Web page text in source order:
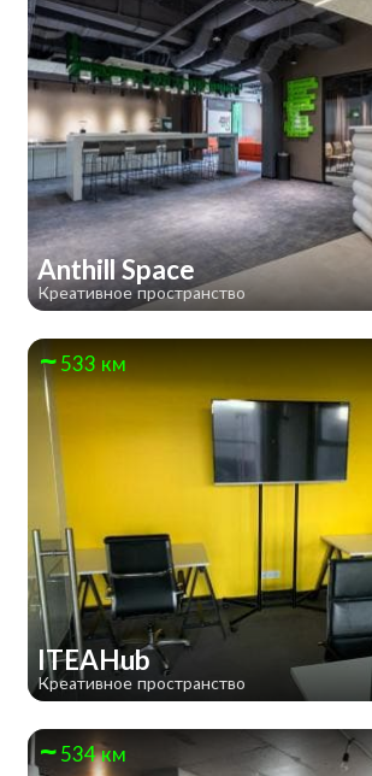
Anthill Space
Креативное пространство
533 км
ITEAHub
Креативное пространство
534 км